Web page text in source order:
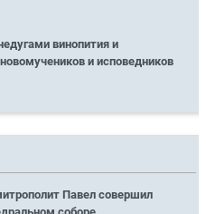
винопития и
и исповедников
Павел совершил